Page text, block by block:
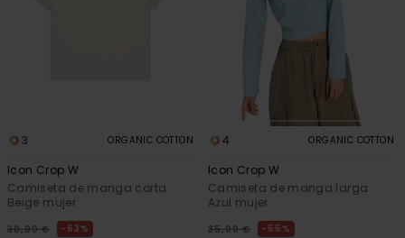
3 ORGANIC COTTON
Icon Crop W
Camiseta de manga corta
Beige mujer
30,00 € 63%
4 ORGANIC COTTON
Icon Crop W
Camiseta de manga larga
Azul mujer
35,00 € 55%